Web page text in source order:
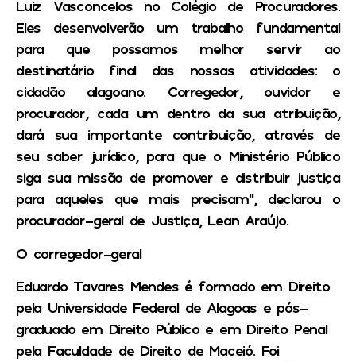
Luiz Vasconcelos no Colégio de Procuradores.
Eles desenvolverão um trabalho fundamental
para que possamos melhor servir ao
destinatário final das nossas atividades: o
cidadão alagoano. Corregedor, ouvidor e
procurador, cada um dentro da sua atribuição,
dará sua importante contribuição, através de
seu saber jurídico, para que o Ministério Público
siga sua missão de promover e distribuir justiça
para aqueles que mais precisam”, declarou o
procurador-geral de Justiça, Lean Araújo.
O corregedor-geral
Eduardo Tavares Mendes é formado em Direito
pela Universidade Federal de Alagoas e pós-
graduado em Direito Público e em Direito Penal
pela Faculdade de Direito de Maceió. Foi